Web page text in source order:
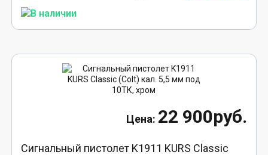
22 900руб.
Сигнальный пистолет K1911 KURS Classic